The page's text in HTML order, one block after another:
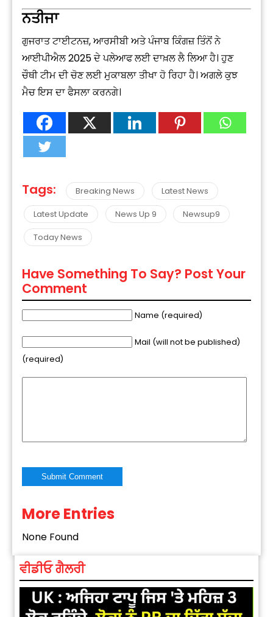
ਨਤੀਜਾ
ਗੁਜਰਾਤ ਟਾਈਟਨਜ਼, ਆਰਸੀਬੀ ਅਤੇ ਪੰਜਾਬ ਕਿੰਗਜ਼ ਤਿੰਨੋਂ ਨੇ
ਆਈਪੀਐਲ 2025 ਦੇ ਪਲੇਆਫ ਲਈ ਦਾਖ਼ਲ ਲੈ ਲਿਆ ਹੈ। ਹੁਣ
ਚੌਥੀ ਟੀਮ ਦੀ ਚੋਣ ਲਈ ਮੁਕਾਬਲਾ ਤੀਖਾ ਹੋ ਰਿਹਾ ਹੈ। ਅਗਲੇ ਕੁਝ
ਮੈਚ ਇਸ ਦਾ ਫੈਸਲਾ ਕਰਨਗੇ।
Tags: Breaking News
Latest News
Latest Update
News Up 9
Newsup9
Today News
Have Something To Say? Post Your
Comment
Name (required)
Mail (will not be published)
(required)
Alternative:
More Entries
None Found
ਵੀਡੀਓ ਗੈਲਰੀ